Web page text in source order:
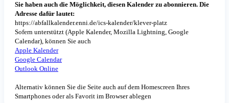
Sie haben auch die Möglichkeit, diesen Kalender zu abonnieren. Die
Adresse dafür lautet:
https://abfallkalender.enni.de/ics-kalender/klever-platz
Sofern unterstützt (Apple Kalender, Mozilla Lightning, Google
Calendar), können Sie auch
Apple Kalender
Google Calendar
Outlook Online
Alternativ können Sie die Seite auch auf dem Homescreen Ihres
Smartphones oder als Favorit im Browser ablegen